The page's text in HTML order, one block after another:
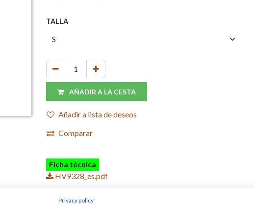
TALLA
AÑADIR A LA CESTA
Añadir a lista de deseos
Comparar
Ficha técnica
HV9328_es.pdf
Privacy policy